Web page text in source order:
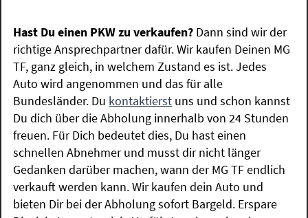
Hast Du einen PKW zu verkaufen? Dann sind wir der
richtige Ansprechpartner dafür. Wir kaufen Deinen MG
TF, ganz gleich, in welchem Zustand es ist. Jedes
Auto wird angenommen und das für alle
Bundesländer. Du kontaktierst uns und schon kannst
Du dich über die Abholung innerhalb von 24 Stunden
freuen. Für Dich bedeutet dies, Du hast einen
schnellen Abnehmer und musst dir nicht länger
Gedanken darüber machen, wann der MG TF endlich
verkauft werden kann. Wir kaufen dein Auto und
bieten Dir bei der Abholung sofort Bargeld. Erspare